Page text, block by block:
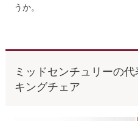
うか。
ミッドセンチュリーの
キングチェア